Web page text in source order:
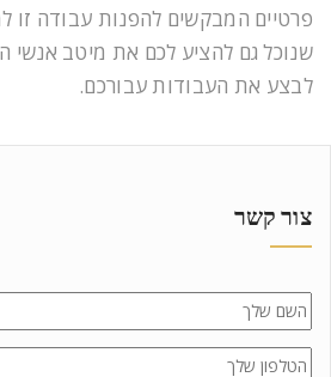
פרטיים המבקשים להפנות עבודה זו
שנוכל גם להציע לכם את מיטב אנשי
לבצע את העבודות עבורכם.
צור קשר